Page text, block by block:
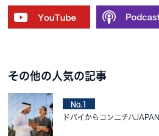
その他の人気の記事
No.1
ドバイからコンニチハJAPAN